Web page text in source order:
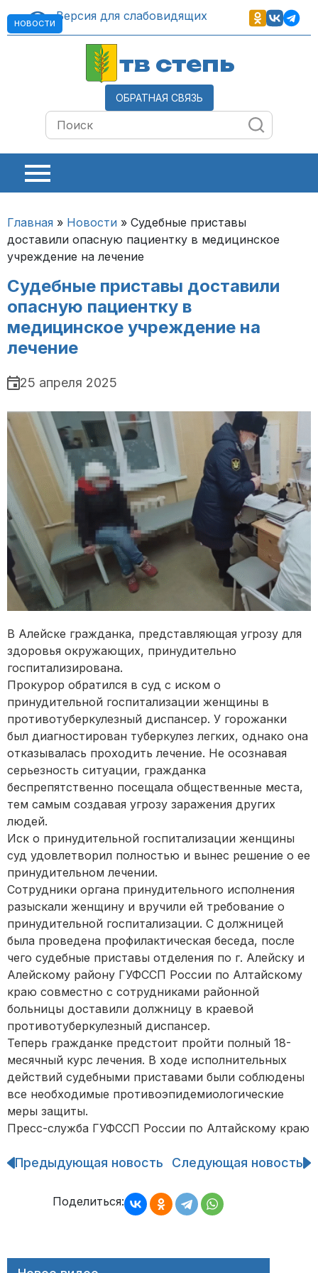
Версия для слабовидящих
тв степь
ОБРАТНАЯ СВЯЗЬ
Главная » Новости » Судебные приставы
доставили опасную пациентку в медицинское
учреждение на лечение
Судебные приставы доставили
опасную пациентку в
медицинское учреждение на
лечение
НОВОСТИ
25 апреля 2025
В Алейске гражданка, представляющая угрозу для
здоровья окружающих, принудительно
госпитализирована.
Прокурор обратился в суд с иском о
принудительной госпитализации женщины в
противотуберкулезный диспансер. У горожанки
был диагностирован туберкулез легких, однако она
отказывалась проходить лечение. Не осознавая
серьезность ситуации, гражданка
беспрепятственно посещала общественные места,
тем самым создавая угрозу заражения других
людей.
Иск о принудительной госпитализации женщины
суд удовлетворил полностью и вынес решение о ее
принудительном лечении.
Сотрудники органа принудительного исполнения
разыскали женщину и вручили ей требование о
принудительной госпитализации. С должницей
была проведена профилактическая беседа, после
чего судебные приставы отделения по г. Алейску и
Алейскому району ГУФССП России по Алтайскому
краю совместно с сотрудниками районной
больницы доставили должницу в краевой
противотуберкулезный диспансер.
Теперь гражданке предстоит пройти полный 18-
месячный курс лечения. В ходе исполнительных
действий судебными приставами были соблюдены
все необходимые противоэпидемиологические
меры защиты.
Пресс-служба ГУФССП России по Алтайскому краю
Навигация
записям
Предыдующая новость Следующая новость
Поделиться: